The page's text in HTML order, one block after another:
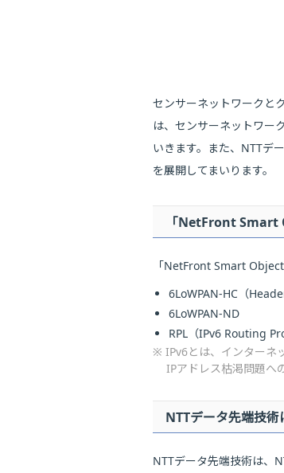
センサーネットワークと
は、センサーネットワー
いきます。また、NTTデ
を展開してまいります。
「NetFront Smart
「NetFront Smart
6LoWPAN-HC（
6LoWPAN-ND
RPL（IPv6 Routing
※ IPv6とは、インターネ
IPアドレス枯渇問題へ
NTTデータ先端技術
NTTデータ先端技術は、